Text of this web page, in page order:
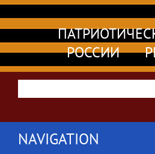
РОССИИ
NAVIGATION